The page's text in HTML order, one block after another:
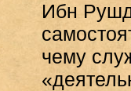
Ибн
чему